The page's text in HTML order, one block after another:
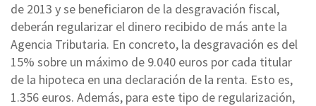
de 2013 y se beneficiaron de la desgravación fiscal,
deberán regularizar el dinero recibido de más ante la
Agencia Tributaria. En concreto, la desgravación es del
15% sobre un máximo de 9.040 euros por cada titular
de la hipoteca en una declaración de la renta. Esto es,
1.356 euros. Además, para este tipo de regularización,